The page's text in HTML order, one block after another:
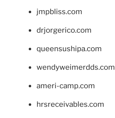
jmpbliss.com
drjorgerico.com
queensushipa.com
wendyweimerdds.com
ameri-camp.com
hrsreceivables.com